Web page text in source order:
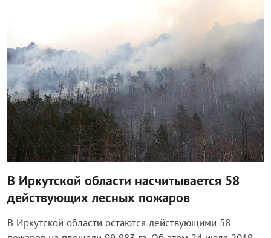
В Иркутской области насчитывается 58
действующих лесных пожаров
В Иркутской области остаются действующими 58